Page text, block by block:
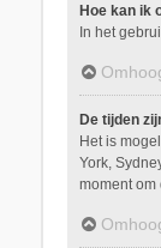
Hoe kan ik
In het
De tijden
Het is
York,
moment om